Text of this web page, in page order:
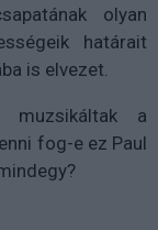
olyan
határait
is elvezet.
a
fog-e ez Paul